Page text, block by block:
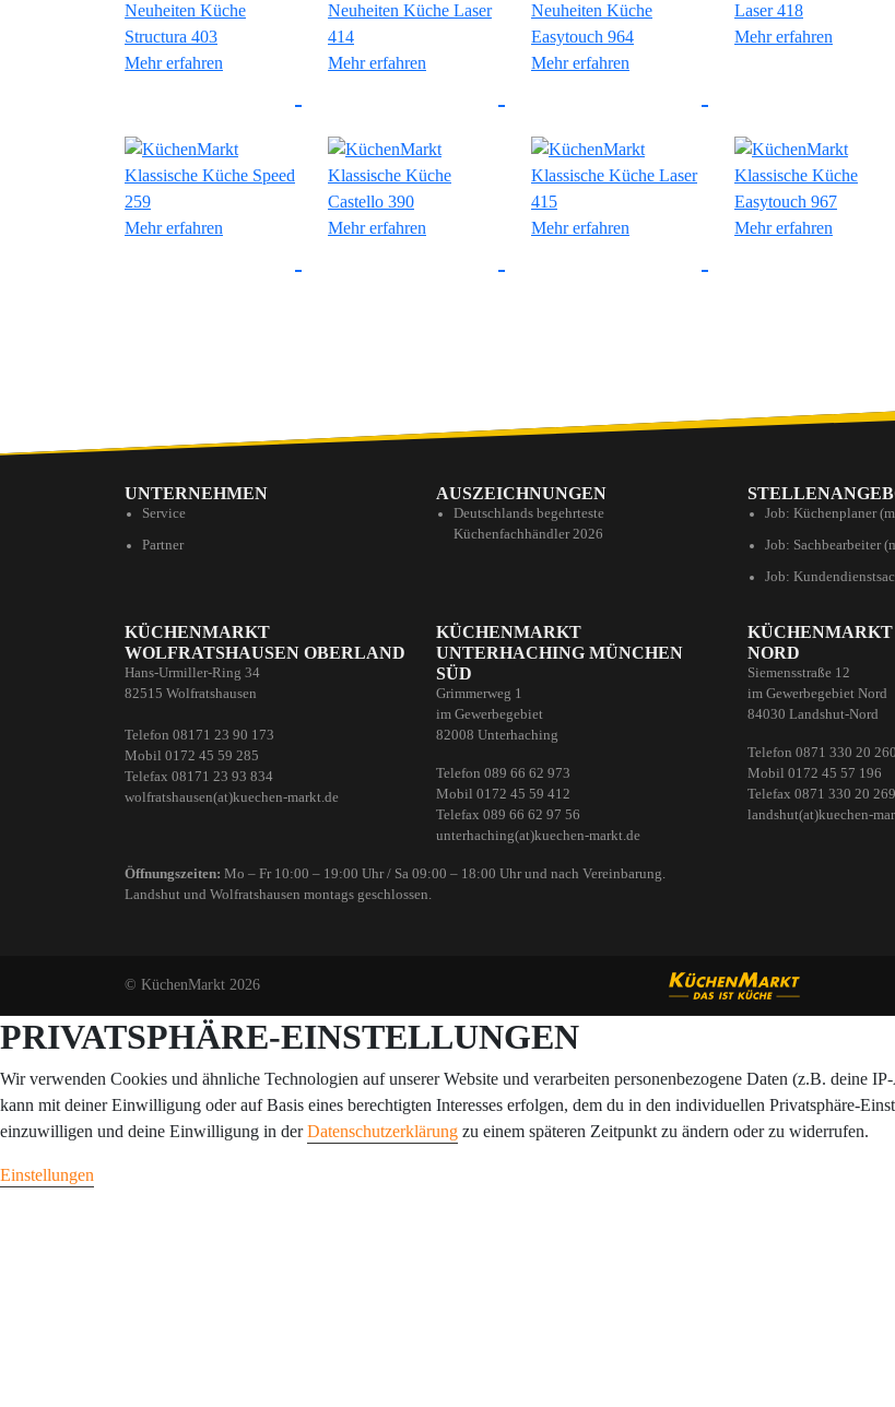
Mehr erfahren Mehr erfahren Mehr erfahren
Mehr erfahren
Mehr erfahren Mehr erfahren Mehr erfahren Mehr erfahren
UNTERNEHMEN
Service
Partner
AUSZEICHNUNGEN
Deutschlands begehrteste
Küchenfachhändler 2026
Job: Küchenplaner
Job: Sachbearbeiter
Job:
KÜCHENMARKT
WOLFRATSHAUSEN OBERLAND
Hans-Urmiller-Ring 34
82515 Wolfratshausen
Telefon 08171 23 90 173
Mobil 0172 45 59 285
Telefax 08171 23 93 834
wolfratshausen(at)kuechen-markt.de
KÜCHENMARKT
UNTERHACHING MÜNCHEN
SÜD
Grimmerweg 1
im Gewerbegebiet
82008 Unterhaching
Telefon 089 66 62 973
Mobil 0172 45 59 412
Telefax 089 66 62 97 56
unterhaching(at)kuechen-markt.de
NORD
Siemensstraße 12
im Gewerbegebiet Nord
84030 Landshut-Nord
Telefon 0871 330 20 260
Mobil 0172 45 57 196
Telefax 0871 330 20 269
landshut(at)kuechen-
Öffnungszeiten: Mo – Fr 10:00 – 19:00 Uhr / Sa 09:00 – 18:00 Uhr und nach Vereinbarung.
Landshut und Wolfratshausen montags geschlossen.
© KüchenMarkt 2026
PRIVATSPHÄRE-EINSTELLUNGEN
Wir verwenden Cookies und ähnliche Technologien auf unserer Website und verarbeiten personenbezogene Daten (z.B. deine
kann mit deiner Einwilligung oder auf Basis eines berechtigten Interesses erfolgen, dem du in den individuellen Privatsphäre-
einzuwilligen und deine Einwilligung in derDatenschutzerklärung zu einem späteren Zeitpunkt zu ändern oder zu widerrufen.
Einstellungen